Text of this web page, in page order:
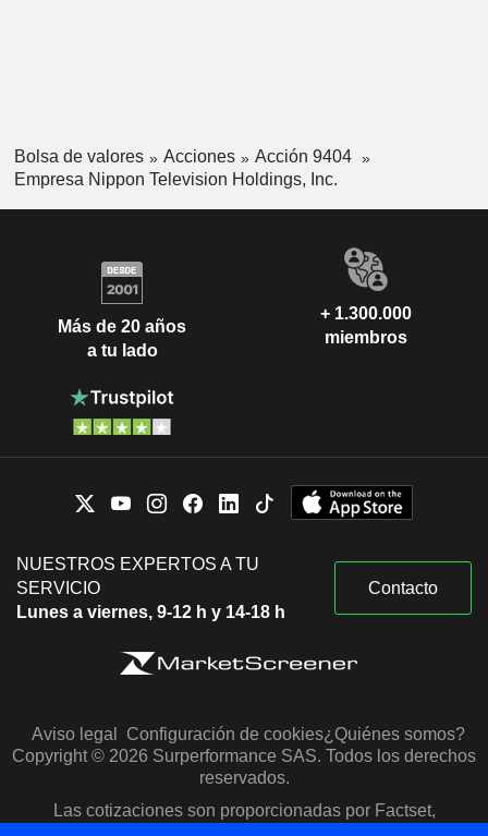
Bolsa de valores Acciones
Acción 9404
Empresa Nippon Television Holdings, Inc.
Más de 20 años
a tu lado
+ 1.300.000
miembros
NUESTROS EXPERTOS A TU
SERVICIO
Lunes a viernes, 9-12 h y 14-18 h
Contacto
Aviso legal Configuración de cookies¿Quiénes somos?
Copyright © 2026 Surperformance SAS. Todos los derechos
reservados.
Las cotizaciones son proporcionadas por Factset,